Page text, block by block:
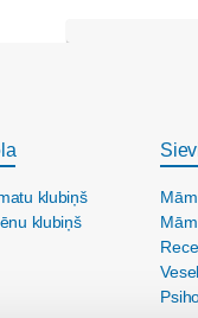
klubiņš
klubiņš